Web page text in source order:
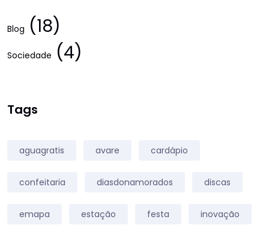
Blog (18)
Sociedade (4)
Tags
aguagratis avare cardápio
confeitaria diasdonamorados discas
emapa estação festa inovação